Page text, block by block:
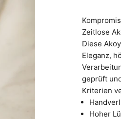
Zeitlose
Diese
Eleganz,
geprüft
Kriterien
Hoher